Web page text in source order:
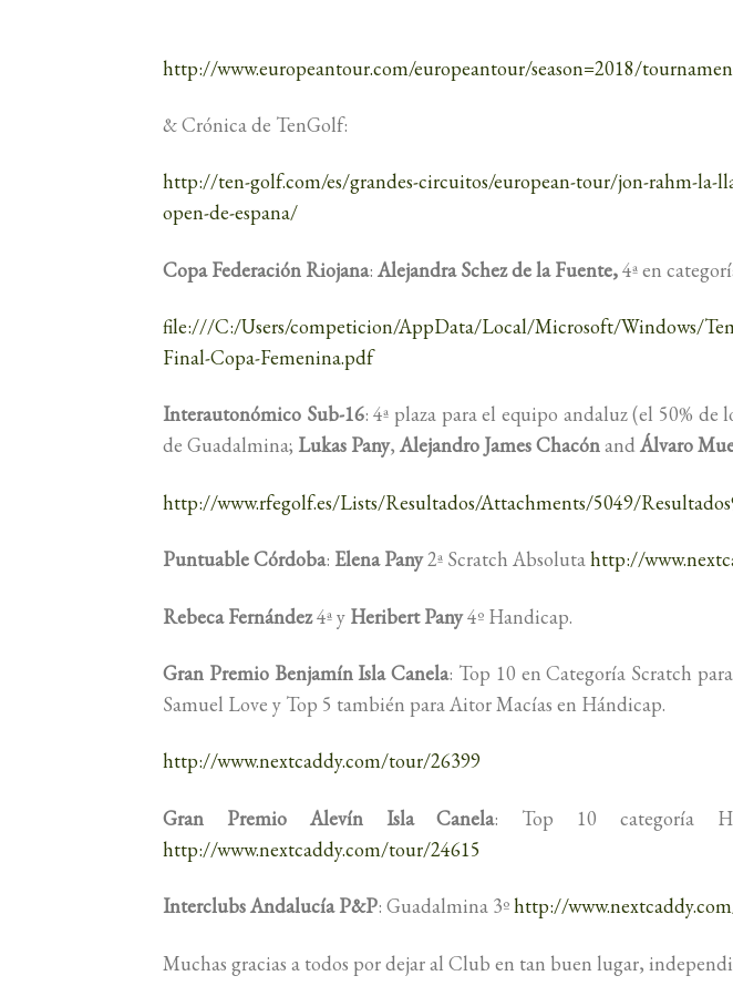
http://www.europeantour.com/europeantour/season=2018/
& Crónica de TenGolf:
http://ten-golf.com/es/grandes-circuitos/european-tour/jon-rahm-la-
open-de-espana/
Copa Federación Riojana: Alejandra Schez de la Fuente,4ª en
file:///C:/Users/competicion/AppData/Local/Microsoft/Windows/
Final-Copa-Femenina.pdf
Interautonómico Sub-16: 4ª plaza para el equipo andaluz (el 50% de
de Guadalmina; Lukas Pany, Alejandro James ChacónandÁlvaro
http://www.rfegolf.es/Lists/Resultados/Attachments/5049/
Puntuable Córdoba: Elena Pany2ª Scratch Absolutahttp://
Rebeca Fernández4ª y Heribert Pany4º Handicap.
Gran Premio Benjamín Isla Canela: Top 10 en Categoría Scratch
Samuel Love y Top 5 también para Aitor Macías en Hándicap.
http://www.nextcaddy.com/tour/26399
Gran Premio Alevín Isla Canela: Top 10 categoría
http://www.nextcaddy.com/tour/24615
Interclubs Andalucía P&P: Guadalmina 3ºhttp://
Muchas gracias a todos por dejar al Club en tan buen lugar,